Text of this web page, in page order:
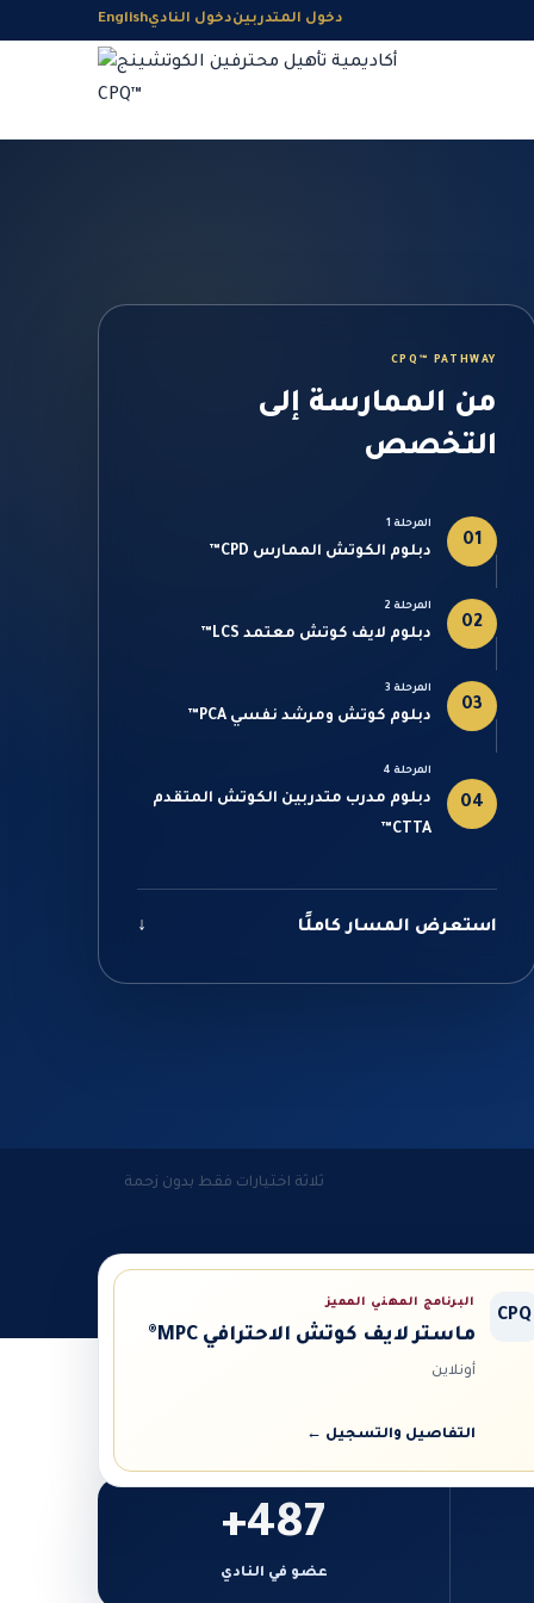
دخول المتدربيندخول الناديEnglish
CPQ™ PATHWAY
من الممارسة إلى
التخصص
01
المرحلة 1
دبلوم الكوتش الممارس CPD™
02
المرحلة 2
دبلوم لايف كوتش معتمد LCS™
03
المرحلة 3
دبلوم كوتش ومرشد نفسي PCA™
04
المرحلة 4
دبلوم مدرب متدربين الكوتش المتقدم
CTTA™
استعرض المسار كاملًا ↓
ثلاثة اختيارات فقط بدون زحمة
CPQ
البرنامج المهني المميز
ماستر لايف كوتش الاحترافي MPC®
أونلاين
التفاصيل والتسجيل ←
487+
عضو في النادي